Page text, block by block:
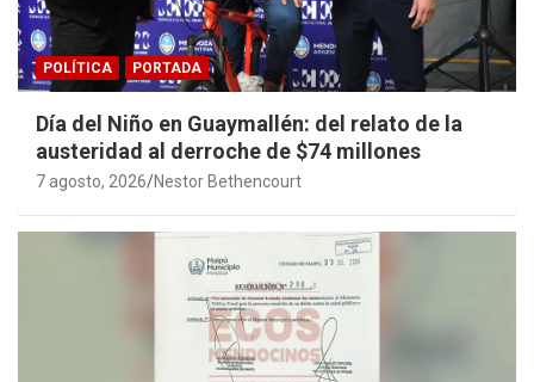
POLÍTICA PORTADA
Día del Niño en Guaymallén: del relato de la
austeridad al derroche de $74 millones
7 agosto, 2026 Nestor Bethencourt